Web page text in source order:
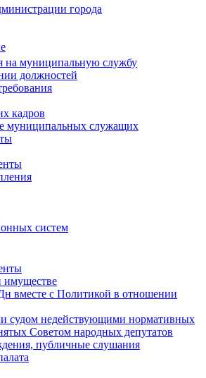
города
на муниципальную службу
должностей
кадров
муниципальных служащих
систем
имуществе
вместе с Политикой в отношении
судом недействующими нормативных
Советом народных депутатов
публичные слушания